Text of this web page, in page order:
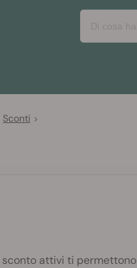
Sconti >
sconto attivi ti